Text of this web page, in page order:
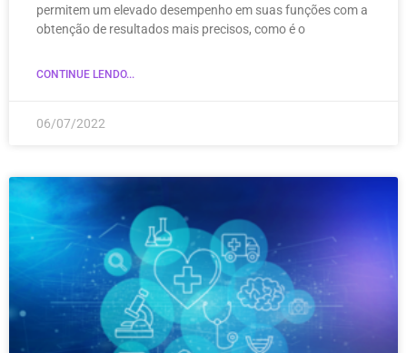
permitem um elevado desempenho em suas funções com a
obtenção de resultados mais precisos, como é o
CONTINUE LENDO...
06/07/2022